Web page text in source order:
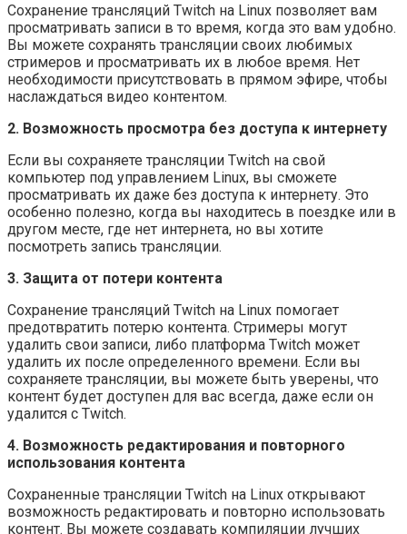
Сохранение трансляций Twitch на Linux позволяет вам
просматривать записи в то время, когда это вам удобно.
Вы можете сохранять трансляции своих любимых
стримеров и просматривать их в любое время. Нет
необходимости присутствовать в прямом эфире, чтобы
наслаждаться видео контентом.
2. Возможность просмотра без доступа к интернету
Если вы сохраняете трансляции Twitch на свой
компьютер под управлением Linux, вы сможете
просматривать их даже без доступа к интернету. Это
особенно полезно, когда вы находитесь в поездке или в
другом месте, где нет интернета, но вы хотите
посмотреть запись трансляции.
3. Защита от потери контента
Сохранение трансляций Twitch на Linux помогает
предотвратить потерю контента. Стримеры могут
удалить свои записи, либо платформа Twitch может
удалить их после определенного времени. Если вы
сохраняете трансляции, вы можете быть уверены, что
контент будет доступен для вас всегда, даже если он
удалится с Twitch.
4. Возможность редактирования и повторного
использования контента
Сохраненные трансляции Twitch на Linux открывают
возможность редактировать и повторно использовать
контент. Вы можете создавать компиляции лучших